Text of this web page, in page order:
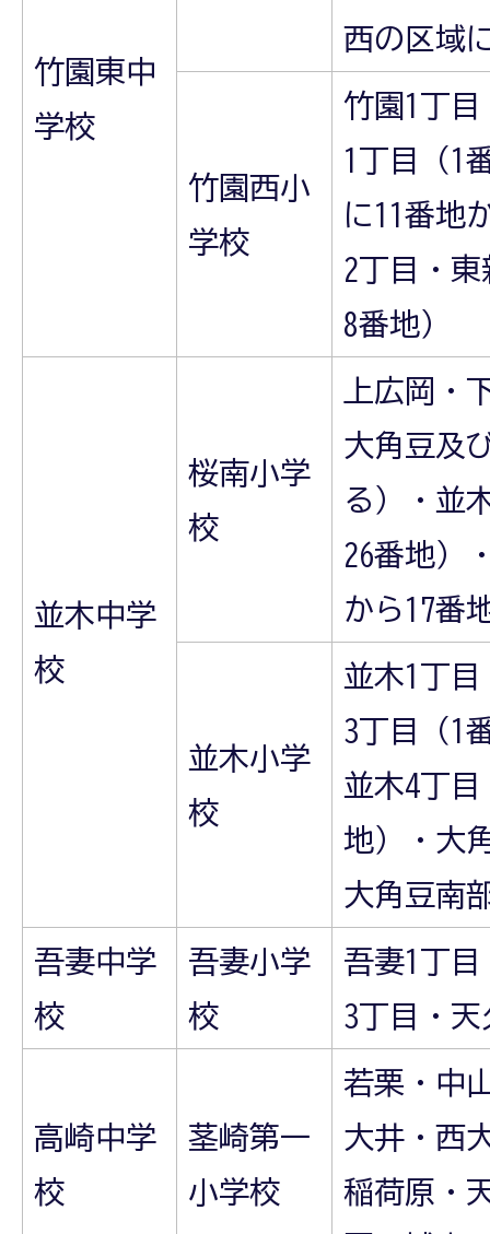
竹園東中
学校
西の区域
竹園西小
学校
竹園1丁
1丁目（1
に11番地
2丁目・東
8番地）
並木中学
校
桜南小学
校
上広岡・
大角豆及
る）・並
26番地）
から17番
並木小学
校
並木1丁
3丁目（1
並木4丁
地）・大
大角豆南
吾妻中学
校
吾妻小学
校
吾妻1丁
3丁目・
高崎中学
校
茎崎第一
小学校
若栗・中
大井・西
稲荷原・